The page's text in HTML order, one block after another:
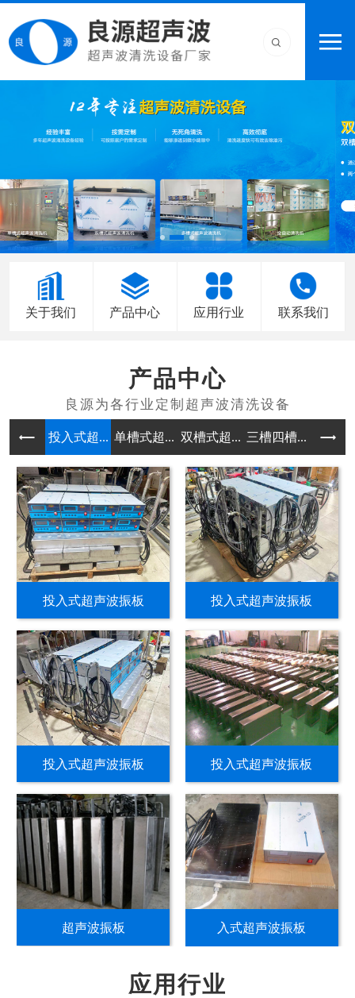
关于我们 产品中心 应用行业 联系我们
产品中心
投入式超... 单槽式超... 双槽式超... 三槽四槽... 多槽
投入式超声波振板 投入式超声波振板
投入式超声波振板 投入式超声波振板
超声波振板 入式超声波振板
应用行业